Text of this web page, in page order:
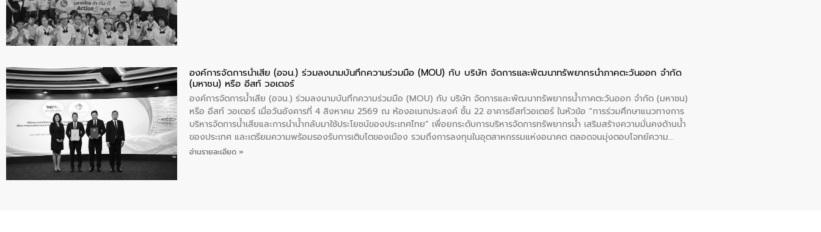
องค์การจัดการน้ำเสีย (อจน.) ร่วมลงนามบันทึกความร่วมมือ (MOU) กับ บริษัท จัดการและพัฒนาทรัพยากรน้ำภาคตะวันออก จำกัด
(มหาชน) หรือ อีสท์ วอเตอร์
องค์การจัดการน้ำเสีย (อจน.) ร่วมลงนามบันทึกความร่วมมือ (MOU) กับ บริษัท จัดการและพัฒนาทรัพยากรน้ำภาคตะวันออก จำกัด (มหาชน)
หรือ อีสท์ วอเตอร์ เมื่อวันอังคารที่ 4 สิงหาคม 2569 ณ ห้องอเนกประสงค์ ชั้น 22 อาคารอีสท์วอเตอร์ ในหัวข้อ “การร่วมศึกษาแนวทางการ
บริหารจัดการน้ำเสียและการนำน้ำกลับมาใช้ประโยชน์ของประเทศไทย” เพื่อยกระดับการบริหารจัดการทรัพยากรน้ำ เสริมสร้างความมั่นคงด้านน้ำ
ของประเทศ และเตรียมความพร้อมรองรับการเติบโตของเมือง รวมถึงการลงทุนในอุตสาหกรรมแห่งอนาคต ตลอดจนมุ่งตอบโจทย์ความ
ท้าทายจากวิกฤตการเปลี่ยนแปลงสภาพภูมิอากาศและความเสี่ยงภัยแล้งในระยะยาว การประสานความร่วมมือในครั้งนี้เป็นการดึงจุดแข็งและ
อ่านรายละเอียด »